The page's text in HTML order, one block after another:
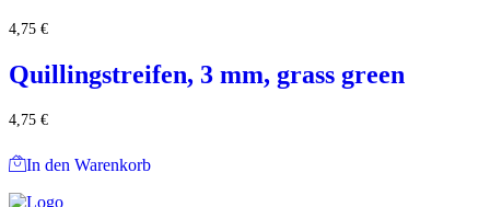
4,75 €
Quillingstreifen, 3 mm, grass green
4,75 €
In den Warenkorb